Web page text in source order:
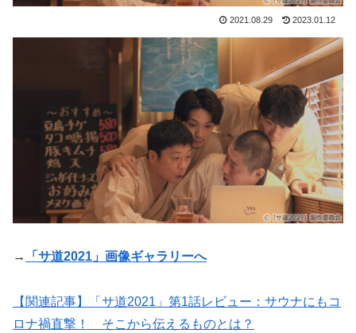
2021.08.29 2023.01.12
→ 「サ道2021」画像ギャラリーへ
【関連記事】「サ道2021」第1話レビュー：サウナにもコ
ロナ禍直撃！ そこから伝えるものとは？